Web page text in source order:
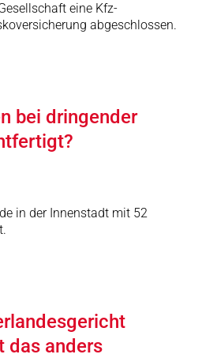
eine Kfz-
abgeschlossen.
bei dringender
in der Innenstadt mit 52
das anders